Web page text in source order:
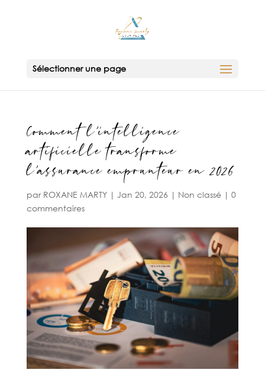
Sélectionner une page
Comment l’intelligence
artificielle transforme
l’assurance emprunteur en 2026
par ROXANE MARTY| Jan 20, 2026 | Non classé| 0
commentaires